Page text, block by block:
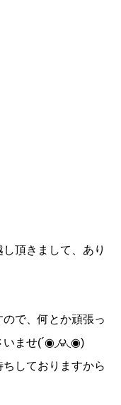
頂きまして、あり
で、何とか頑張っ
いませ(´◉◞౪◟◉)
しておりますから